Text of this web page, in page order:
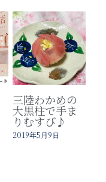
三陸わかめの
大黒柱で手ま
りむすび♪
2019年5月9日